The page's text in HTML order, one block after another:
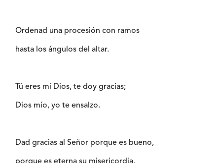
Ordenad una procesión con ramos
hasta los ángulos del altar.
Tú eres mi Dios, te doy gracias;
Dios mío, yo te ensalzo.
Dad gracias al Señor porque es bueno,